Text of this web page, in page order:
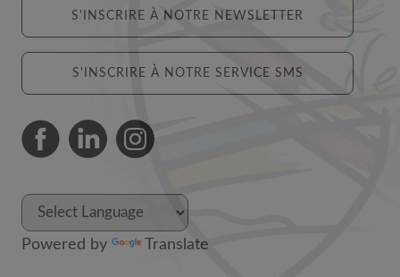
S'INSCRIRE À NOTRE NEWSLETTER
S'INSCRIRE À NOTRE SERVICE SMS
Powered by Translate